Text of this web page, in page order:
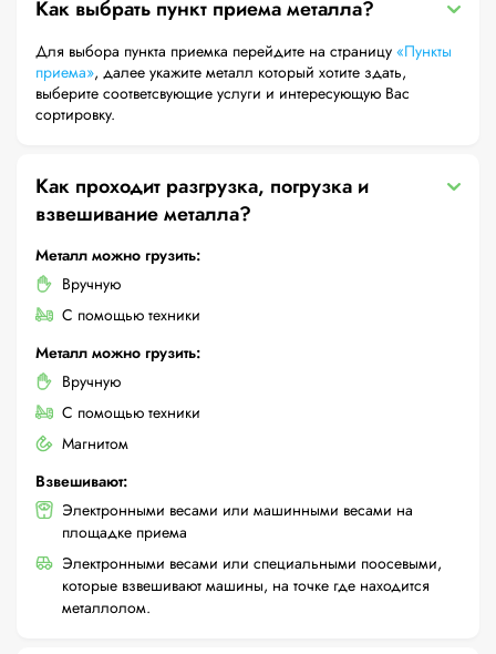
Как выбрать пункт приема металла?
Для выбора пункта приемка перейдите на страницу «Пункты
приема», далее укажите металл который хотите здать,
выберите соответсвующие услуги и интересующую Вас
сортировку.
Как проходит разгрузка, погрузка и
взвешивание металла?
Металл можно грузить:
Вручную
С помощью техники
Металл можно грузить:
Вручную
С помощью техники
Магнитом
Взвешивают:
Электронными весами или машинными весами на
площадке приема
Электронными весами или специальными поосевыми,
которые взвешивают машины, на точке где находится
металлолом.